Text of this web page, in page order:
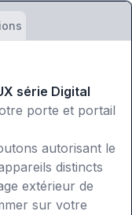
série Digital
porte et portail
autorisant le
distincts
extérieur de
sur votre